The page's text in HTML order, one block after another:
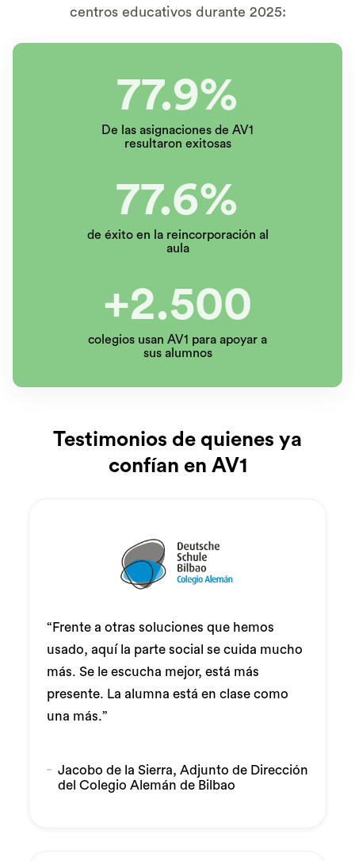
centros educativos durante 2025:
77.9%
De las asignaciones de AV1
resultaron exitosas
77.6%
de éxito en la reincorporación al
aula
+2.500
colegios usan AV1 para apoyar a
sus alumnos
Testimonios de quienes ya
confían en AV1
“Frente a otras soluciones que hemos
usado, aquí la parte social se cuida mucho
más. Se le escucha mejor, está más
presente. La alumna está en clase como
una más.”
Jacobo de la Sierra, Adjunto de Dirección
del Colegio Alemán de Bilbao